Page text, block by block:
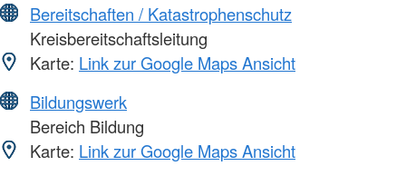
Bereitschaften / Katastrophenschutz
Kreisbereitschaftsleitung
Karte: Link zur Google Maps Ansicht
Bildungswerk
Bereich Bildung
Karte: Link zur Google Maps Ansicht